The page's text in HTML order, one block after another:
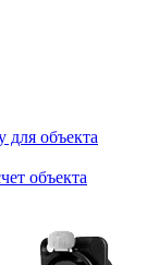
для объекта
объекта